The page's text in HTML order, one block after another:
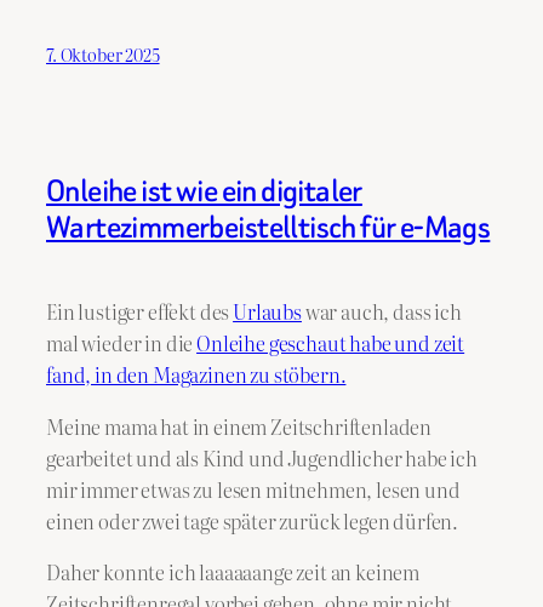
7. Oktober 2025
Onleihe ist wie ein digitaler
Wartezimmerbeistelltisch für e-Mags
Ein lustiger effekt desUrlaubswar auch, dass ich
mal wieder in dieOnleihe geschaut habe und zeit
fand, in den Magazinen zu stöbern.
Meine mama hat in einem Zeitschriftenladen
gearbeitet und als Kind und Jugendlicher habe ich
mir immer etwas zu lesen mitnehmen, lesen und
einen oder zwei tage später zurück legen dürfen.
Daher konnte ich laaaaaange zeit an keinem